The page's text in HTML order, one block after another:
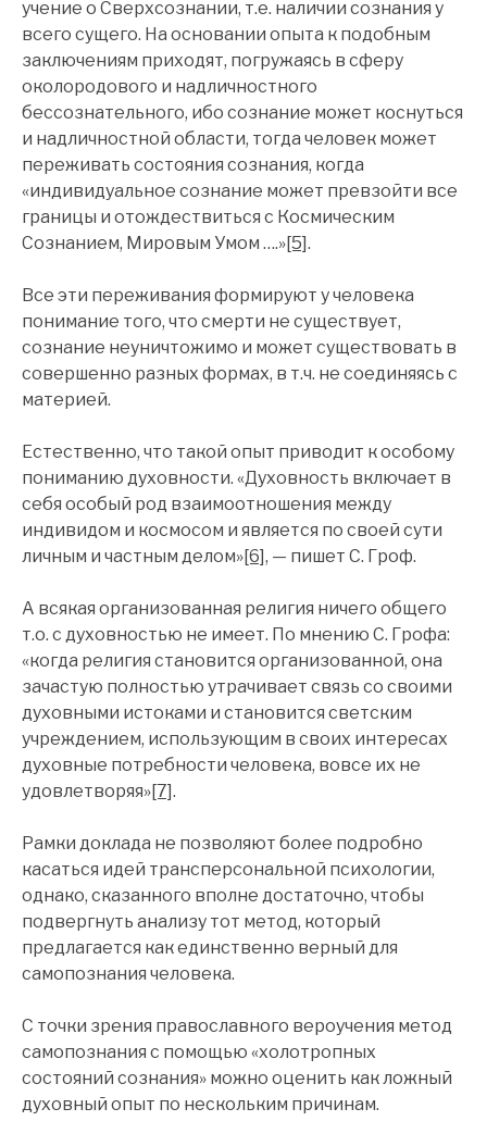
учение о Сверхсознании, т.е. наличии сознания у
всего сущего. На основании опыта к подобным
заключениям приходят, погружаясь в сферу
околородового и надличностного
бессознательного, ибо сознание может коснуться
и надличностной области, тогда человек может
переживать состояния сознания, когда
«индивидуальное сознание может превзойти все
границы и отождествиться с Космическим
Сознанием, Мировым Умом ….»[5].
Все эти переживания формируют у человека
понимание того, что смерти не существует,
сознание неуничтожимо и может существовать в
совершенно разных формах, в т.ч. не соединяясь с
материей.
Естественно, что такой опыт приводит к особому
пониманию духовности. «Духовность включает в
себя особый род взаимоотношения между
индивидом и космосом и является по своей сути
личным и частным делом»[6], — пишет С. Гроф.
А всякая организованная религия ничего общего
т.о. с духовностью не имеет. По мнению С. Грофа:
«когда религия становится организованной, она
зачастую полностью утрачивает связь со своими
духовными истоками и становится светским
учреждением, использующим в своих интересах
духовные потребности человека, вовсе их не
удовлетворяя»[7].
Рамки доклада не позволяют более подробно
касаться идей трансперсональной психологии,
однако, сказанного вполне достаточно, чтобы
подвергнуть анализу тот метод, который
предлагается как единственно верный для
самопознания человека.
С точки зрения православного вероучения метод
самопознания с помощью «холотропных
состояний сознания» можно оценить как ложный
духовный опыт по нескольким причинам.